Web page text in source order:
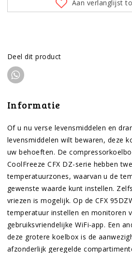
Aan verlanglijst
Deel dit product
Informatie
Of u nu verse levensmiddelen en
levensmiddelen wilt bewaren, deze
uw behoeften. De
CoolFreeze CFX DZ-serie hebben
temperatuurzones, waarvan u de
gewenste waarde kunt instellen.
vriezen is mogelijk. Op de CFX
temperatuur instellen en monitoren
gebruiksvriendelijke WiFi-app. Een
deze grotere koelbox is de
afzonderlijk geregelde